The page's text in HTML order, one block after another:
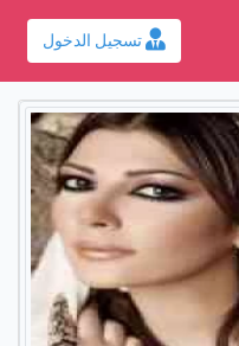
تسجيل الدخول